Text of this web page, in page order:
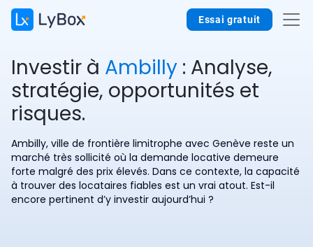
Essai gratuit
Investir à Ambilly : Analyse,
stratégie, opportunités et
risques.
Ambilly, ville de frontière limitrophe avec Genève reste un
marché très sollicité où la demande locative demeure
forte malgré des prix élevés. Dans ce contexte, la capacité
à trouver des locataires fiables est un vrai atout. Est-il
encore pertinent d’y investir aujourd’hui ?